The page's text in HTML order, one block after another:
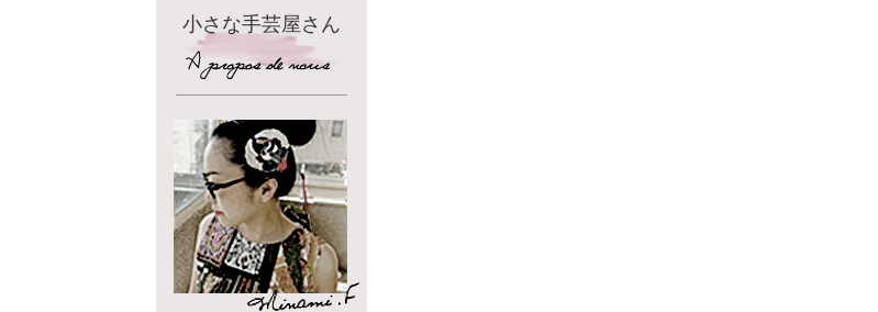
小さな手芸屋さん